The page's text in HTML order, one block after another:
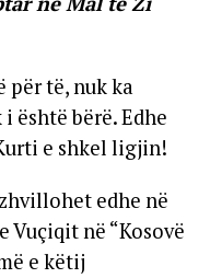
për të, nuk ka
është bërë. Edhe
e shkel ligjin!
edhe në
Vuçiqit në “Kosovë
e këtij